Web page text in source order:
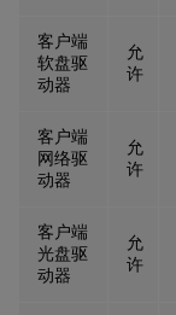
客户端
软盘驱
动器
允
许
客户端
网络驱
动器
允
许
客户端
光盘驱
动器
允
许